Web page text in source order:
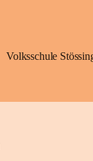
Volksschule